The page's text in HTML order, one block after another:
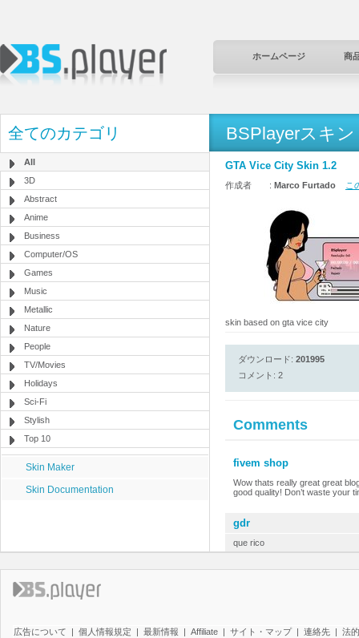
ホームページ 商
全てのカテゴリ
All
3D
Abstract
Anime
Business
Computer/OS
Games
Music
Metallic
Nature
People
TV/Movies
Holidays
Sci-Fi
Stylish
Top 10
Skin Maker
Skin Documentation
BSPlayerスキン
GTA Vice City Skin 1.2
作成者 : Marco Furtado こ
skin based on gta vice city
ダウンロード: 201995
コメント: 2
Comments
fivem shop
Wow thats really great great
good quality! Don’t waste your
gdr
que rico
広告について | 個人情報規定 | 最新情報 | Affiliate | サイト・マップ | 連絡先 | 法